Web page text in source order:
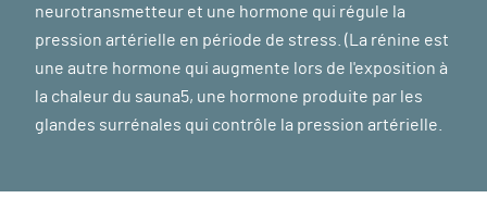
neurotransmetteur et une hormone qui régule la
pression artérielle en période de stress. (La rénine est
une autre hormone qui augmente lors de l'exposition à
la chaleur du sauna5, une hormone produite par les
glandes surrénales qui contrôle la pression artérielle.